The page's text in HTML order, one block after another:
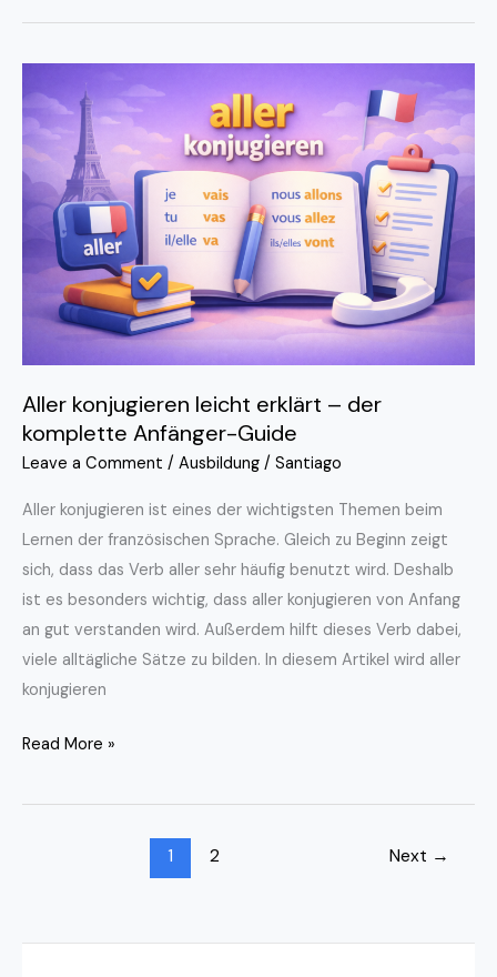
Aller konjugieren leicht erklärt – der
komplette Anfänger-Guide
Leave a Comment / Ausbildung / Santiago
Aller konjugieren ist eines der wichtigsten Themen beim
Lernen der französischen Sprache. Gleich zu Beginn zeigt
sich, dass das Verb aller sehr häufig benutzt wird. Deshalb
ist es besonders wichtig, dass aller konjugieren von Anfang
an gut verstanden wird. Außerdem hilft dieses Verb dabei,
viele alltägliche Sätze zu bilden. In diesem Artikel wird aller
konjugieren
konjugieren
leicht
erklärt
–
komplette
Anfänger-
Guide
Read More »
1 2 Next →